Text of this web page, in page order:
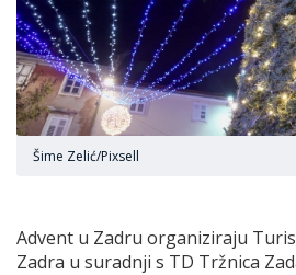
Šime Zelić/Pixsell
Advent u Zadru organiziraju
Zadra u suradnji s TD Tržnica